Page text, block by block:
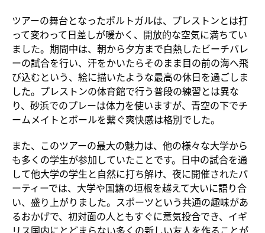
ツアーの舞台となったポルトガルは、プレストンとは打
って変わって日差しが暖かく、開放的な空気に満ちてい
ました。期間中は、朝から夕方まで白熱したビーチバレ
ーの試合を行い、汗をかいたらそのまま目の前の海へ飛
び込むという、絵に描いたような最高の休日を過ごしま
した。プレストンの体育館で行う普段の練習とは異な
り、砂浜でのプレーは体力を使いますが、青空の下でチ
ームメイトとボールを繋ぐ爽快感は格別でした。
また、このツアーの最大の魅力は、他の様々な大学から
も多くの学生が参加していたことです。日中の試合を通
して他大学の学生と自然に打ち解け、夜に開催されたパ
ーティーでは、大学や国籍の垣根を越えて大いに語り合
い、盛り上がりました。スポーツという共通の趣味があ
るおかげで、初対面の人ともすぐに意気投合でき、イギ
リス国内にとどまらない多くの新しい友人を作ることが